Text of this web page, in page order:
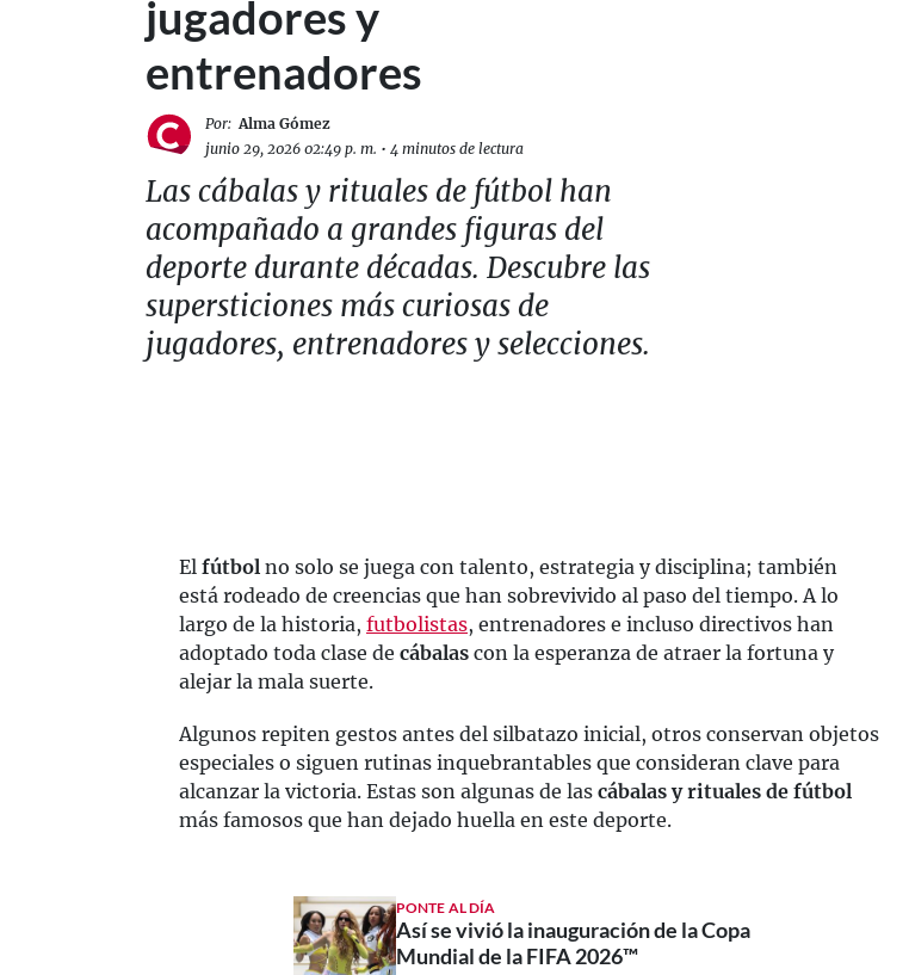
jugadores y
entrenadores
Por: Alma Gómez
junio 29, 2026 02:49 p. m. • 4 minutos de lectura
Las cábalas y rituales de fútbol han
acompañado a grandes figuras del
deporte durante décadas. Descubre las
supersticiones más curiosas de
jugadores, entrenadores y selecciones.
El fútbol no solo se juega con talento, estrategia y disciplina; también
está rodeado de creencias que han sobrevivido al paso del tiempo. A lo
largo de la historia, futbolistas, entrenadores e incluso directivos han
adoptado toda clase de cábalas con la esperanza de atraer la fortuna y
alejar la mala suerte.
Algunos repiten gestos antes del silbatazo inicial, otros conservan objetos
especiales o siguen rutinas inquebrantables que consideran clave para
alcanzar la victoria. Estas son algunas de las cábalas y rituales de fútbol
más famosos que han dejado huella en este deporte.
PONTE AL DÍA
Así se vivió la inauguración de la Copa
Mundial de la FIFA 2026™